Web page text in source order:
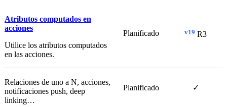
Atributos computados en
acciones
Utilice los atributos computados
en las acciones.
Planificado v19 R3
Relaciones de uno a N, acciones,
notificaciones push, deep
linking…
Planificado ✓